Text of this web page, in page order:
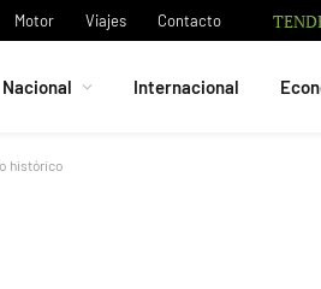
Motor Viajes Contacto
Nacional Internacional
histórico